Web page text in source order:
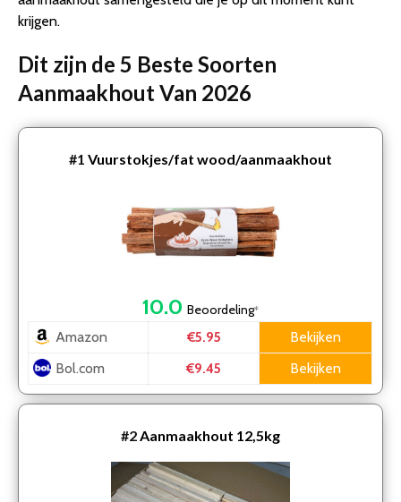
krijgen.
Dit zijn de 5 Beste Soorten
Aanmaakhout Van 2026
#1 Vuurstokjes/fat wood/aanmaakhout
10.0 Beoordeling*
Amazon €5.95
Bekijken
Bol.com
€9.45 Bekijken
#2Aanmaakhout 12,5kg